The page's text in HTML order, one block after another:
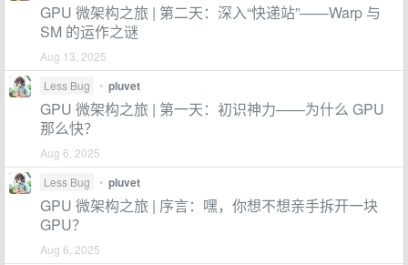
GPU 微架构之旅 | 第二天：深入“快递站”——Warp 与
SM 的运作之谜
Aug 13, 2025
Less Bug
• pluvet
GPU 微架构之旅 | 第一天：初识神力——为什么 GPU
那么快？
Aug 6, 2025
Less Bug
• pluvet
GPU 微架构之旅 | 序言：嘿，你想不想亲手拆开一块
GPU？
Aug 6, 2025